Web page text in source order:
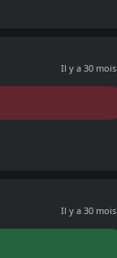
Il y a 30 mois
Il y a 30 mois